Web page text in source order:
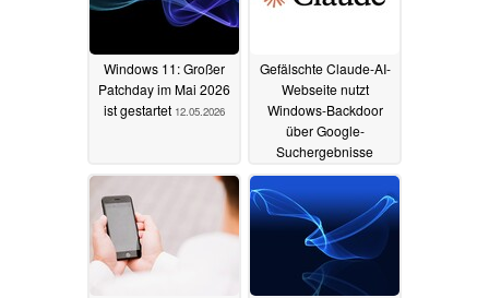
Windows 11: Großer
Patchday im Mai 2026
ist gestartet 12.05.2026
Gefälschte Claude-AI-
Webseite nutzt
Windows-Backdoor
über Google-
Suchergebnisse
07.05.2026